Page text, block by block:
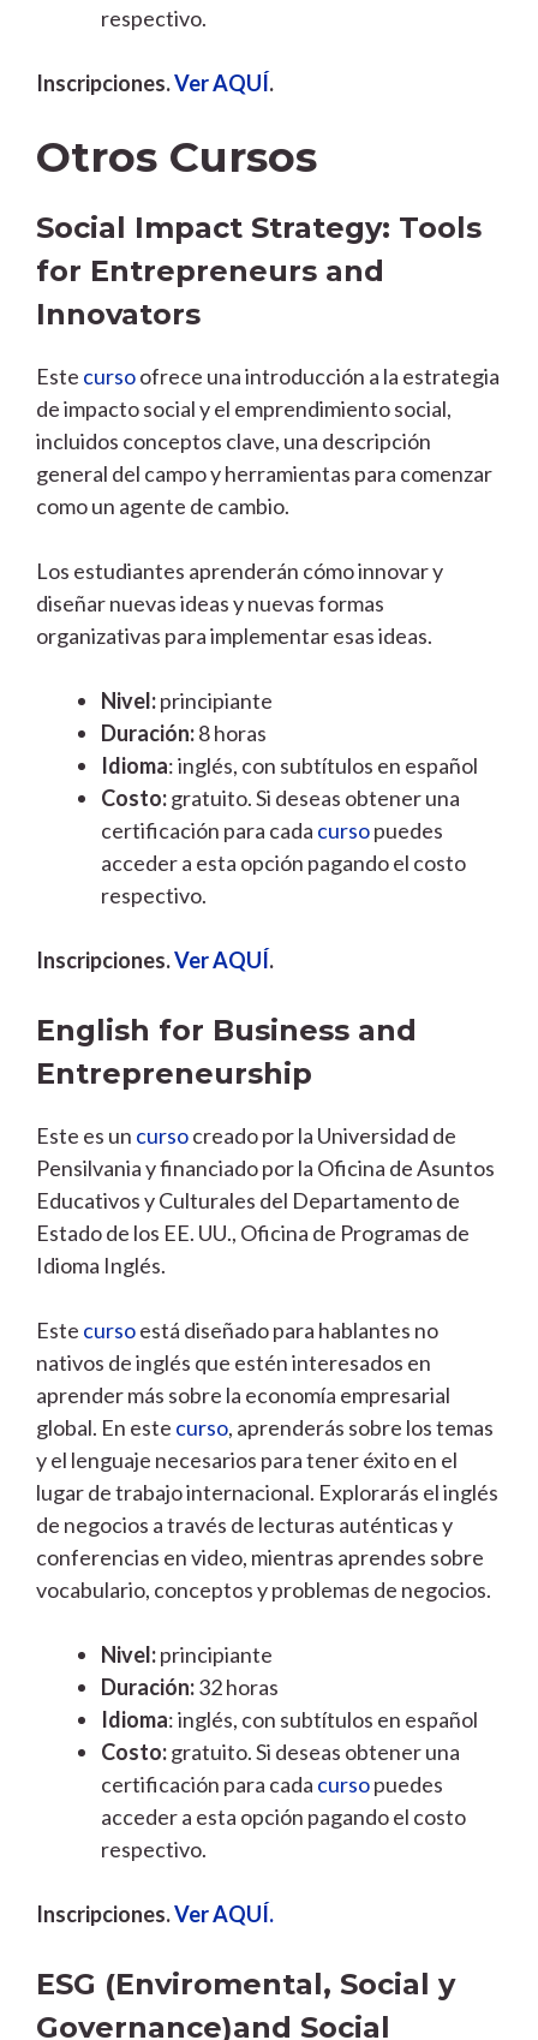
respectivo.
Inscripciones.Ver AQUÍ.
Otros Cursos
Social Impact Strategy: Tools
for Entrepreneurs and
Innovators
Este cursoofrece una introducción a la estrategia
de impacto social y el emprendimiento social,
incluidos conceptos clave, una descripción
general del campo y herramientas para comenzar
como un agente de cambio.
Los estudiantes aprenderán cómo innovar y
diseñar nuevas ideas y nuevas formas
organizativas para implementar esas ideas.
Nivel:principiante
Duración:8 horas
Idioma: inglés, con subtítulos en español
Costo:gratuito. Si deseas obtener una
certificación para cada cursopuedes
acceder a esta opción pagando el costo
respectivo.
Inscripciones.Ver AQUÍ.
English for Business and
Entrepreneurship
Este es un cursocreado por la Universidad de
Pensilvania y financiado por la Oficina de Asuntos
Educativos y Culturales del Departamento de
Estado de los EE. UU., Oficina de Programas de
Idioma Inglés.
Este cursoestá diseñado para hablantes no
nativos de inglés que estén interesados ​​en
aprender más sobre la economía empresarial
global. En este curso, aprenderás sobre los temas
y el lenguaje necesarios para tener éxito en el
lugar de trabajo internacional. Explorarás el inglés
de negocios a través de lecturas auténticas y
conferencias en video, mientras aprendes sobre
vocabulario, conceptos y problemas de negocios.
Nivel:principiante
Duración:32 horas
Idioma: inglés, con subtítulos en español
Costo:gratuito. Si deseas obtener una
certificación para cada cursopuedes
acceder a esta opción pagando el costo
respectivo.
Inscripciones.Ver AQUÍ.
ESG (Enviromental, Social y
Governance)and Social